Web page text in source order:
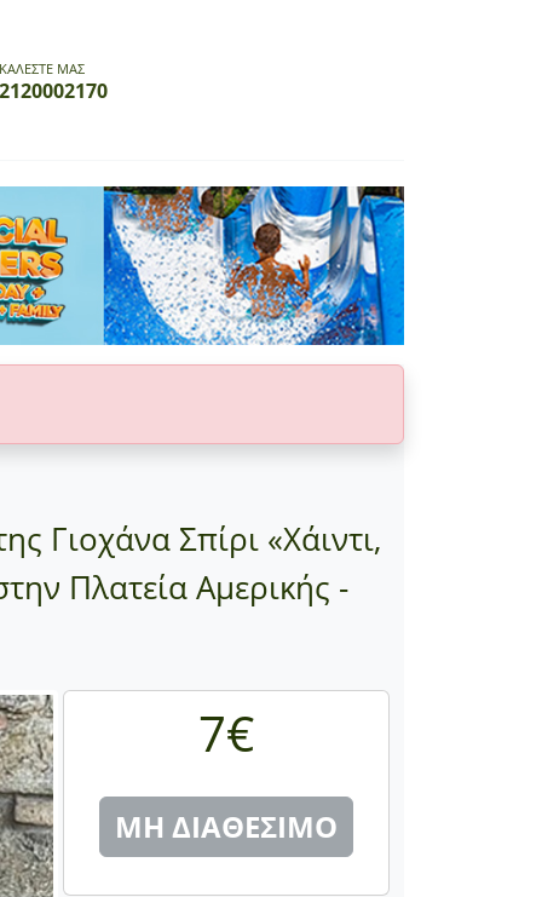
ΚΑΛΕΣΤΕ ΜΑΣ
2120002170
Γιοχάνα Σπίρι «Χάιντι,
Πλατεία Αμερικής -
7€
ΜΗ ΔΙΑΘΕΣΙΜΟ